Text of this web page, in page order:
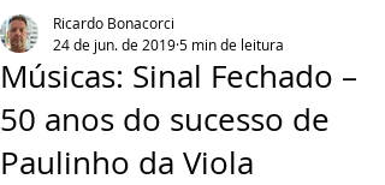
Músicas: Sinal Fechado –
50 anos do sucesso de
Paulinho da Viola
Ricardo Bonacorci
24 de jun. de 20195 min de leitura